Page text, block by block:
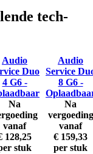
tech-
Audio
Duo
4 G6 -
Na
vanaf
128,25
stuk
Audio
Service
8 G6 -
Na
vergoeding
vanaf
€ 159,33
per stuk